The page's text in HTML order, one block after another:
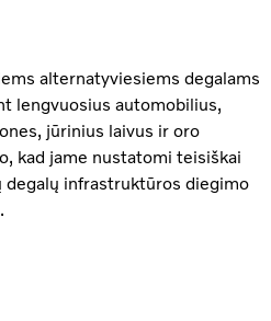
alternatyviesiems degalams
lengvuosius automobilius,
jūrinius laivus ir oro
kad jame nustatomi teisiškai
infrastruktūros diegimo